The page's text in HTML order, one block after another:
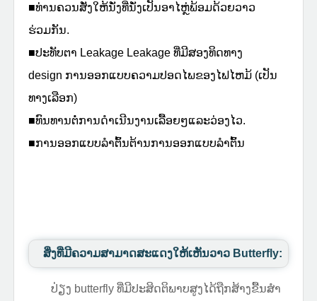
■ທ່ານຄວນສັ່ງໃຫ້ນັ່ງທີ່ນັ່ງເປັນອາໄຫຼ່ພ້ອມດ້ວຍວາວ
ຮ່ວມກັນ.
■ປະທັບຕາ Leakage Leakage ທີ່ມີສອງທິດທາງ
design ການອອກແບບຄວາມປອດໄພຂອງໄຟໄຫມ້ (ເປັນ
ທາງເລືອກ)
■ທົນທານຕໍ່ການດໍາເນີນງານເລື້ອຍໆແລະວ່ອງໄວ.
■ການອອກແບບລໍາຕົ້ນຕ້ານການອອກແບບລໍາຕົ້ນ
ສິ່ງທີ່ມີຄວາມສາມາດສະແດງໃຫ້ເຫັນວາວ Butterfly:
ປ່ຽງ butterfly ທີ່ມີປະສິດຕິພາບສູງໄດ້ຖືກສ້າງຂື້ນສໍາ